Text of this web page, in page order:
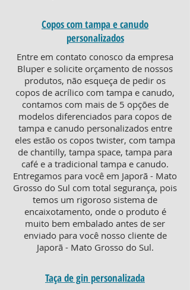
Copos com tampa e canudo
personalizados
Entre em contato conosco da empresa
Bluper e solicite orçamento de nossos
produtos, não esqueça de pedir os
copos de acrílico com tampa e canudo,
contamos com mais de 5 opções de
modelos diferenciados para copos de
tampa e canudo personalizados entre
eles estão os copos twister, com tampa
de chantilly, tampa space, tampa para
café e a tradicional tampa e canudo.
Entregamos para você em Japorã - Mato
Grosso do Sul com total segurança, pois
temos um rigoroso sistema de
encaixotamento, onde o produto é
muito bem embalado antes de ser
enviado para você nosso cliente de
Japorã - Mato Grosso do Sul.
Taça de gin personalizada